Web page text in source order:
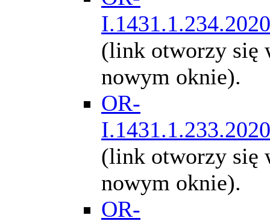
I.1431.1.234.2020
(link otworzy się
nowym oknie).
OR-
I.1431.1.233.2020
(link otworzy się
nowym oknie).
OR-